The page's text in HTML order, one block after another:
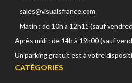
sales@visualsfrance.com
Matin : de 10h à 12h15 (sauf
Après midi : de 14h à 19h00 (sauf
Un parking gratuit est à votre
CATÉGORIES